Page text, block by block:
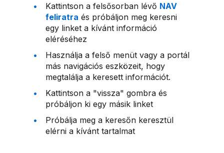
Kattintson a felsősorban lévő NAV
feliratra és próbáljon meg keresni
egy linket a kívánt információ
eléréséhez
Használja a felső menüt vagy a portál
más navigációs eszközeit, hogy
megtalálja a keresett információt.
Kattintson a "vissza" gombra és
próbáljon ki egy másik linket
Próbálja meg a keresőn keresztül
elérni a kívánt tartalmat